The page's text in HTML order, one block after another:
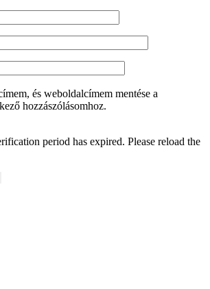
és weboldalcímem mentése a
hozzászólásomhoz.
period has expired. Please reload the